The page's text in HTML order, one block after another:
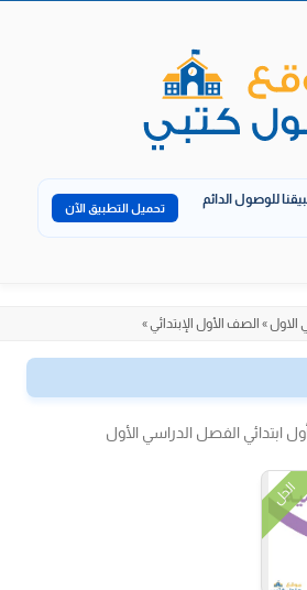
للوصول الدائم
تحميل التطبيق الآن
الاول» الصف الأول الإبتدائي»
ابتدائي الفصل الدراسي الأول
الحل